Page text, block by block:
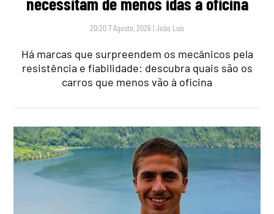
20:20 7 Agosto, 2026 |João Luís
Há marcas que surpreendem os mecânicos pela
resistência e fiabilidade: descubra quais são os
carros que menos vão à oficina